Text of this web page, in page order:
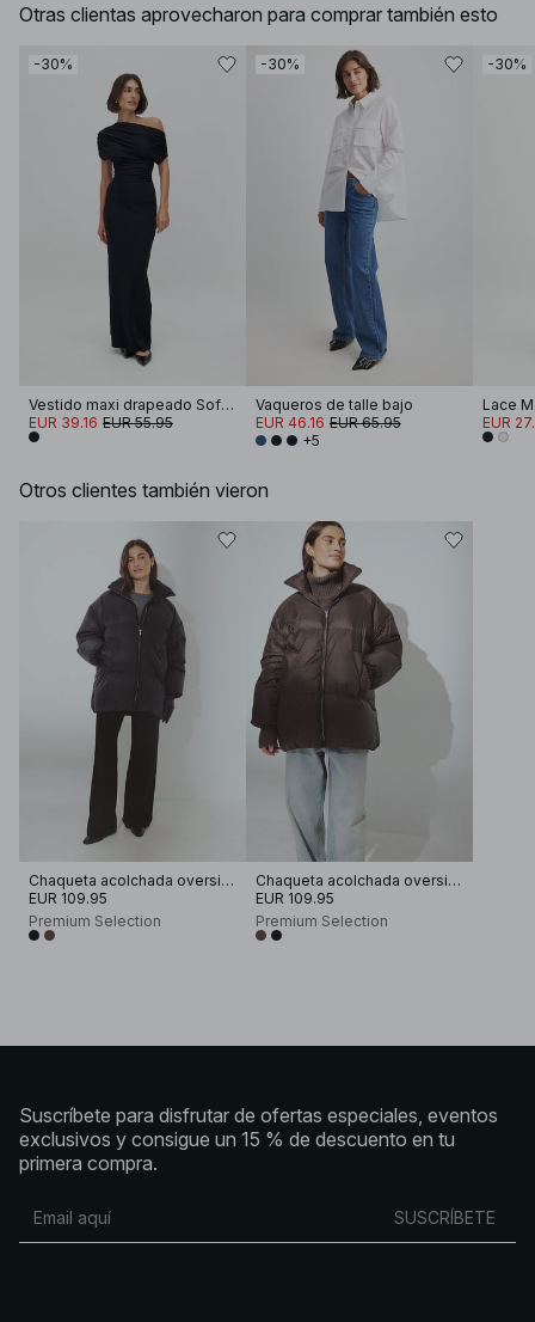
Otras clientas aprovecharon para comprar también esto
-30%
Vestido maxi drapeado Soft Line
EUR 39.16 EUR 55.95
-30%
Vaqueros de talle bajo
EUR 46.16 EUR 65.95
+5
-30%
Lace
EUR
Otros clientes también vieron
Chaqueta acolchada oversize de plumón
EUR 109.95
Premium Selection
Chaqueta acolchada oversize de plumón
EUR 109.95
Premium Selection
Suscríbete para disfrutar de ofertas especiales, eventos
exclusivos y consigue un 15 % de descuento en tu
primera compra.
SUSCRÍBETE